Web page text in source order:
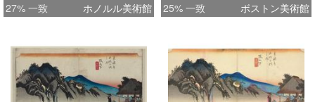
27% 一致 ホノルル美術館 25% 一致 ボストン美術館